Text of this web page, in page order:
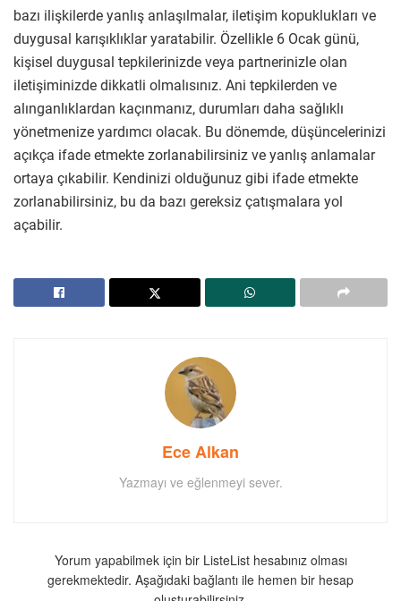
bazı ilişkilerde yanlış anlaşılmalar, iletişim kopuklukları ve
duygusal karışıklıklar yaratabilir. Özellikle 6 Ocak günü,
kişisel duygusal tepkilerinizde veya partnerinizle olan
iletişiminizde dikkatli olmalısınız. Ani tepkilerden ve
alınganlıklardan kaçınmanız, durumları daha sağlıklı
yönetmenize yardımcı olacak. Bu dönemde, düşüncelerinizi
açıkça ifade etmekte zorlanabilirsiniz ve yanlış anlamalar
ortaya çıkabilir. Kendinizi olduğunuz gibi ifade etmekte
zorlanabilirsiniz, bu da bazı gereksiz çatışmalara yol
açabilir.
Ece Alkan
Yazmayı ve eğlenmeyi sever.
Yorum yapabilmek için bir ListeList hesabınız olması
gerekmektedir. Aşağıdaki bağlantı ile hemen bir hesap